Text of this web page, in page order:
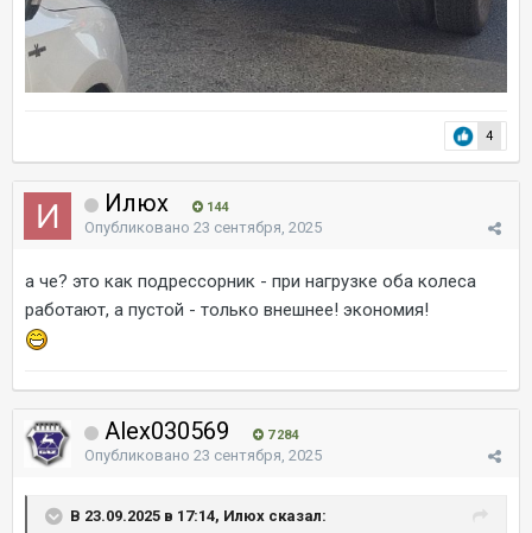
4
Илюх 144
Опубликовано 23 сентября, 2025
а че? это как подрессорник - при нагрузке оба колеса
работают, а пустой - только внешнее! экономия!
Alex030569 7 284
Опубликовано 23 сентября, 2025
В 23.09.2025 в 17:14, Илюх сказал: